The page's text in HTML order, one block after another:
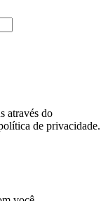
através do
de privacidade.